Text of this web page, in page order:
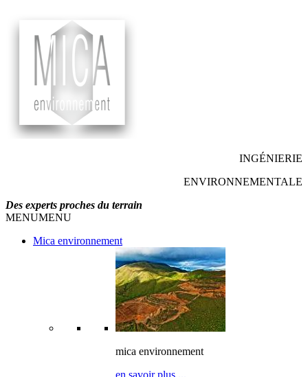
INGÉNIERIE
ENVIRONNEMENTALE
Des experts proches du terrain
MENUMENU
Mica environnement
mica environnement
en savoir plus ...